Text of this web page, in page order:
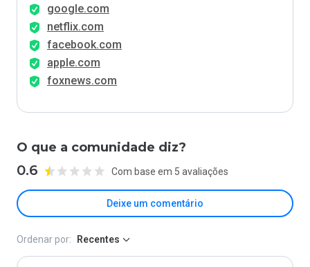
google.com
netflix.com
facebook.com
apple.com
foxnews.com
O que a comunidade diz?
0.6 Com base em 5 avaliações
Deixe um comentário
Ordenar por: Recentes